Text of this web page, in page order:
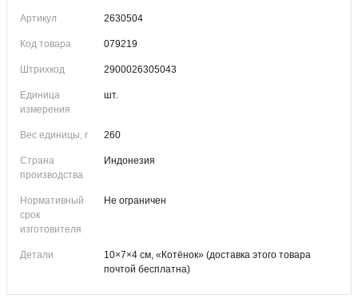
Артикул 2630504
Код товара 079219
Штрихкод 2900026305043
Единица
измерения
шт.
Вес единицы, г 260
Страна
производства
Индонезия
Нормативный
срок
изготовителя
Не ограничен
Детали
10×7×4 см, «Котёнок» (доставка этого товара
почтой бесплатна)